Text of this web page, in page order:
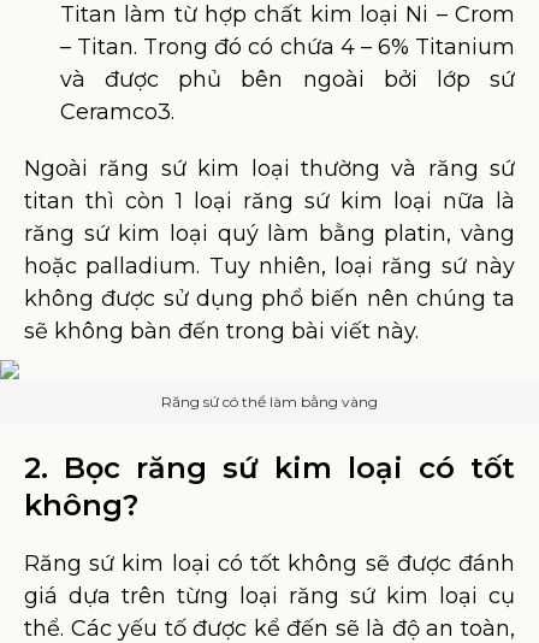
Titan làm từ hợp chất kim loại Ni – Crom
– Titan. Trong đó có chứa 4 – 6% Titanium
và được phủ bên ngoài bởi lớp sứ
Ceramco3.
Ngoài răng sứ kim loại thường và răng sứ
titan thì còn 1 loại răng sứ kim loại nữa là
răng sứ kim loại quý làm bằng platin, vàng
hoặc palladium. Tuy nhiên, loại răng sứ này
không được sử dụng phổ biến nên chúng ta
sẽ không bàn đến trong bài viết này.
Răng sứ có thể làm bằng vàng
2. Bọc răng sứ kim loại có tốt
không?
Răng sứ kim loại có tốt không sẽ được đánh
giá dựa trên từng loại răng sứ kim loại cụ
thể. Các yếu tố được kể đến sẽ là độ an toàn,